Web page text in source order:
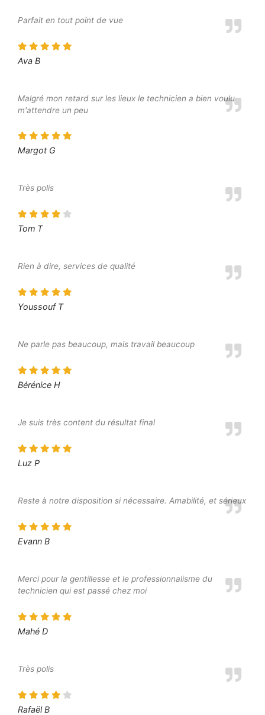
Parfait en tout point de vue
Ava B
Malgré mon retard sur les lieux le technicien a bien voulu
m'attendre un peu
Margot G
Très polis
Tom T
Rien à dire, services de qualité
Youssouf T
Ne parle pas beaucoup, mais travail beaucoup
Bérénice H
Je suis très content du résultat final
Luz P
Reste à notre disposition si nécessaire. Amabilité, et sérieux
Evann B
Merci pour la gentillesse et le professionnalisme du
technicien qui est passé chez moi
Mahé D
Très polis
Rafaël B